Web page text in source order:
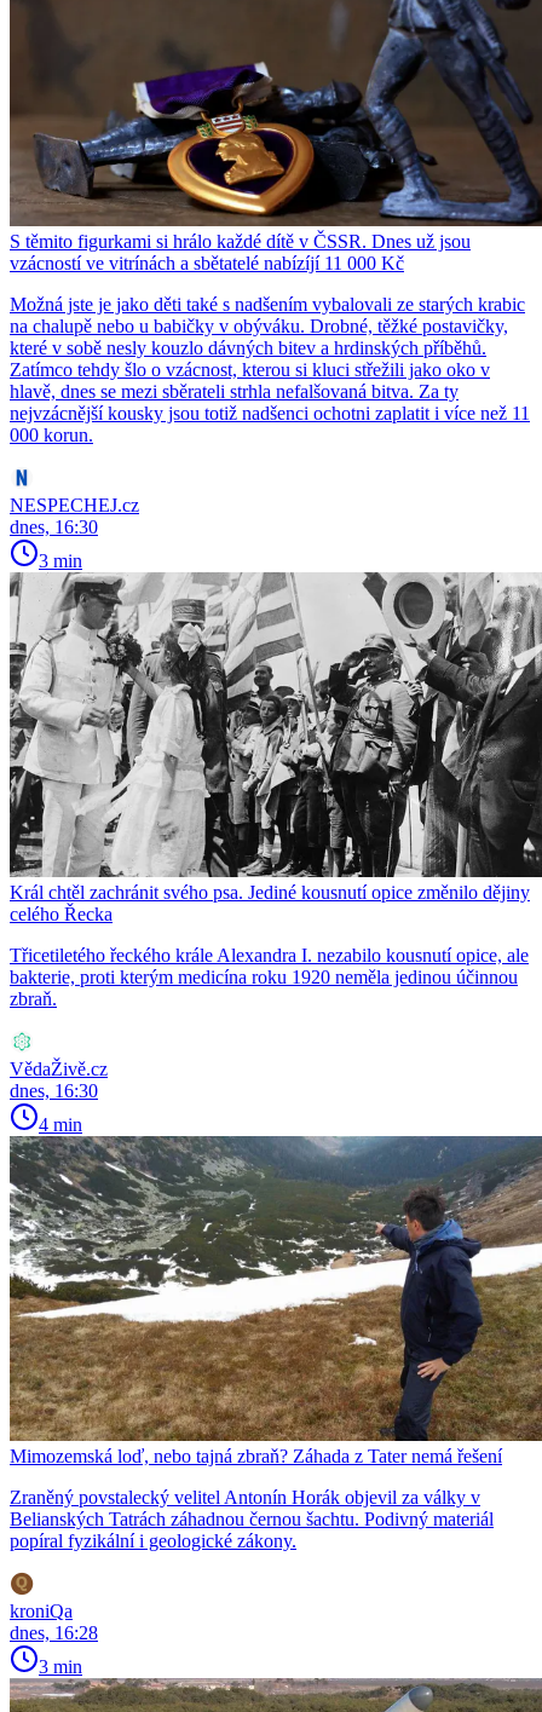
S těmito figurkami si hrálo každé dítě v ČSSR. Dnes už jsou
vzácností ve vitrínách a sbětatelé nabízíjí 11 000 Kč
Možná jste je jako děti také s nadšením vybalovali ze starých krabic
na chalupě nebo u babičky v obýváku. Drobné, těžké postavičky,
které v sobě nesly kouzlo dávných bitev a hrdinských příběhů.
Zatímco tehdy šlo o vzácnost, kterou si kluci střežili jako oko v
hlavě, dnes se mezi sběrateli strhla nefalšovaná bitva. Za ty
nejvzácnější kousky jsou totiž nadšenci ochotni zaplatit i více než 11
000 korun.
NESPECHEJ.cz
dnes, 16:30
3 min
Král chtěl zachránit svého psa. Jediné kousnutí opice změnilo dějiny
celého Řecka
Třicetiletého řeckého krále Alexandra I. nezabilo kousnutí opice, ale
bakterie, proti kterým medicína roku 1920 neměla jedinou účinnou
zbraň.
VědaŽivě.cz
dnes, 16:30
4 min
Mimozemská loď, nebo tajná zbraň? Záhada z Tater nemá řešení
Zraněný povstalecký velitel Antonín Horák objevil za války v
Belianských Tatrách záhadnou černou šachtu. Podivný materiál
popíral fyzikální i geologické zákony.
kroniQa
dnes, 16:28
3 min